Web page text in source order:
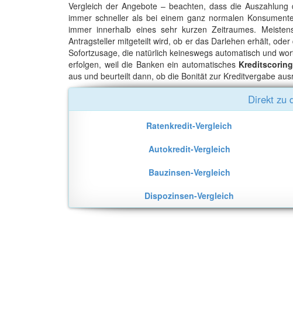
Vergleich der Angebote – beachten, dass die
immer schneller als bei einem ganz normalen
immer innerhalb eines sehr kurzen Zeitraumes.
Antragsteller mitgeteilt wird, ob er das Darlehen erhält,
Sofortzusage, die natürlich keineswegs automatisch und
erfolgen, weil die Banken ein automatisches
aus und beurteilt dann, ob die Bonität zur Kreditvergabe
Direkt zu
Ratenkredit-Vergleich
Autokredit-Vergleich
Bauzinsen-Vergleich
Dispozinsen-Vergleich